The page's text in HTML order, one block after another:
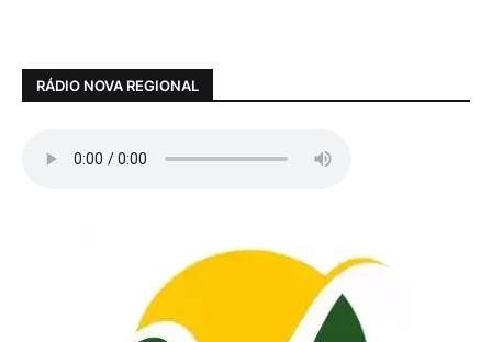
RÁDIO NOVA REGIONAL